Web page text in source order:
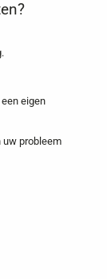
eigen
uw probleem